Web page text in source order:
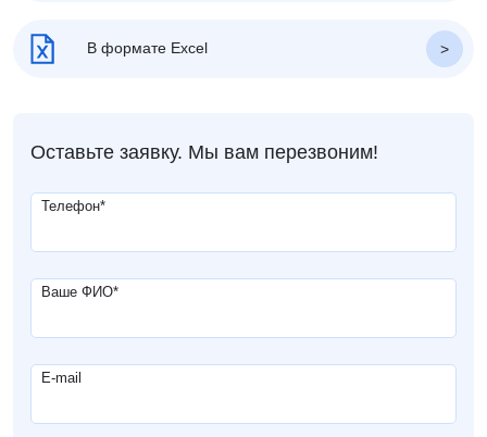
В формате Excel
Оставьте заявку. Мы вам перезвоним!
Телефон*
Ваше ФИО*
E-mail